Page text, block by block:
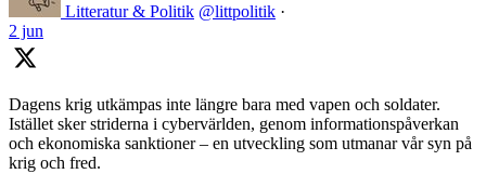
Litteratur & Politik @littpolitik ·
2 jun
Dagens krig utkämpas inte längre bara med vapen och soldater.
Istället sker striderna i cybervärlden, genom informationspåverkan
och ekonomiska sanktioner – en utveckling som utmanar vår syn på
krig och fred.